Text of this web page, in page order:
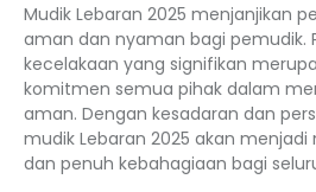
Mudik Lebaran 2025 menjanjikan
aman dan nyaman bagi pemudik.
kecelakaan yang signifikan
komitmen semua pihak dalam
aman. Dengan kesadaran dan
mudik Lebaran 2025 akan
dan penuh kebahagiaan bagi